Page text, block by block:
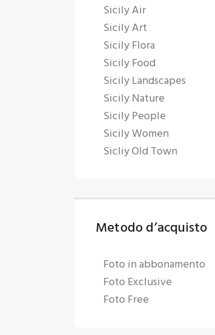
Sicily Air
Sicily Art
Sicily Flora
Sicily Food
Sicily Landscapes
Sicily Nature
Sicily People
Sicily Women
Sicliy Old Town
Metodo d’acquisto
Foto in abbonamento
Foto Exclusive
Foto Free